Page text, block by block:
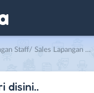
Lapangan di Evista (PT. Slamet Tumbuh Abadi)